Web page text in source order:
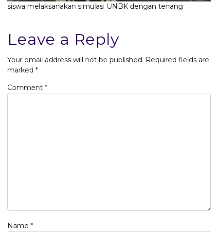
siswa melaksanakan simulasi UNBK dengan tenang
Leave a Reply
Your email address will not be published. Required fields are
marked *
Comment *
Name *